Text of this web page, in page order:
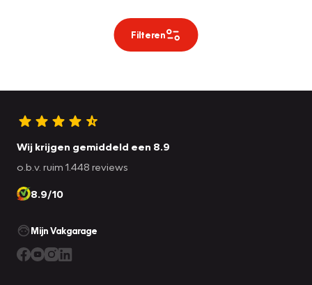
Filteren
Wij krijgen gemiddeld een 8.9
o.b.v. ruim 1.448 reviews
8.9/10
Mijn Vakgarage